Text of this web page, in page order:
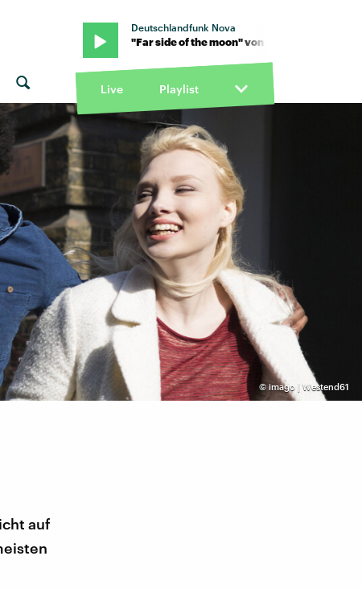
Deutschlandfunk Nova
Faker · "Far side of the moon" von Chet Faker · "Far side of the
Live Playlist
© imago | Westend61
auf